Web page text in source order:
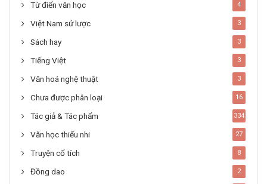
Từ điển văn học 4
Việt Nam sử lược 3
Sách hay 3
Tiếng Việt 3
Văn hoá nghệ thuật 3
Chưa được phân loại 16
Tác giả & Tác phẩm 334
Văn học thiếu nhi 27
Truyện cổ tích 8
Đồng dao 2